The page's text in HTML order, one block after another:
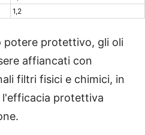
1,2
potere protettivo, gli oli
affiancati con
filtri fisici e chimici, in
l'efficacia protettiva